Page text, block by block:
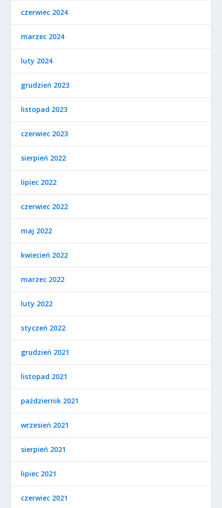
czerwiec 2024
marzec 2024
luty 2024
grudzień 2023
listopad 2023
czerwiec 2023
sierpień 2022
lipiec 2022
czerwiec 2022
maj 2022
kwiecień 2022
marzec 2022
luty 2022
styczeń 2022
grudzień 2021
listopad 2021
październik 2021
wrzesień 2021
sierpień 2021
lipiec 2021
czerwiec 2021